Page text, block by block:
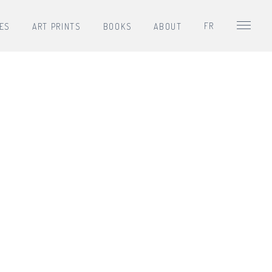
ART PRINTS BOOKS ABOUT FR